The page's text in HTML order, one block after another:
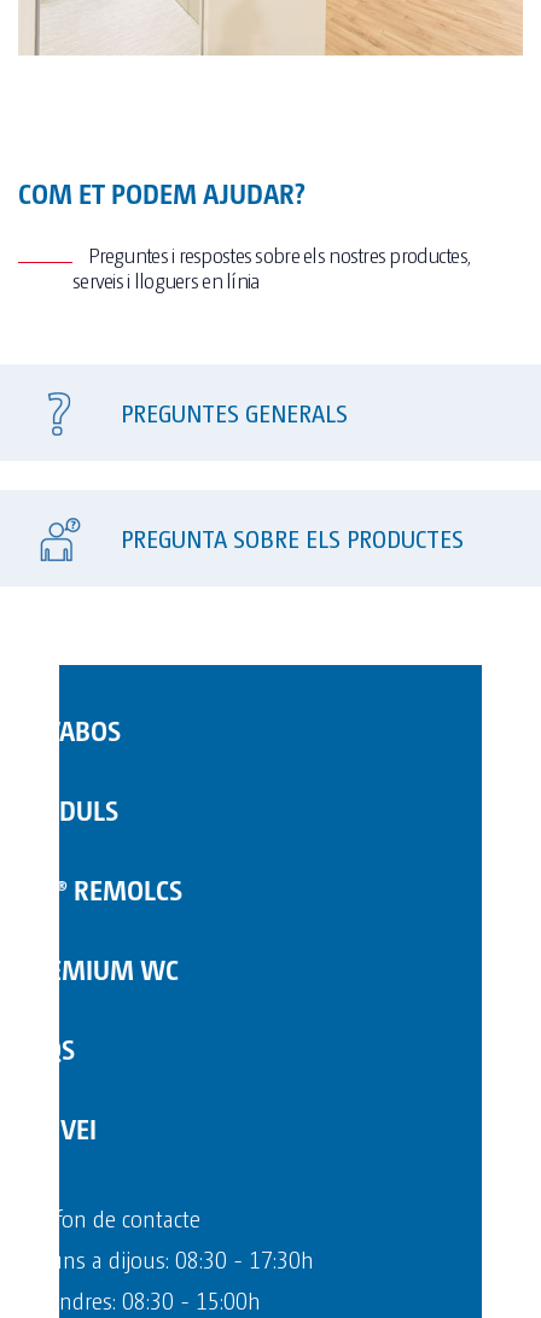
COM ET PODEM AJUDAR?
Preguntes i respostes sobre els nostres productes,
serveis i lloguers en línia
PREGUNTES GENERALS
PREGUNTA SOBRE ELS PRODUCTES
LAVABOS
MÒDULS
TOI® REMOLCS
PREMIUM WC
FAQS
SERVEI
Telèfon de contacte
Dilluns a dijous: 08:30 - 17:30h
Divendres: 08:30 - 15:00h